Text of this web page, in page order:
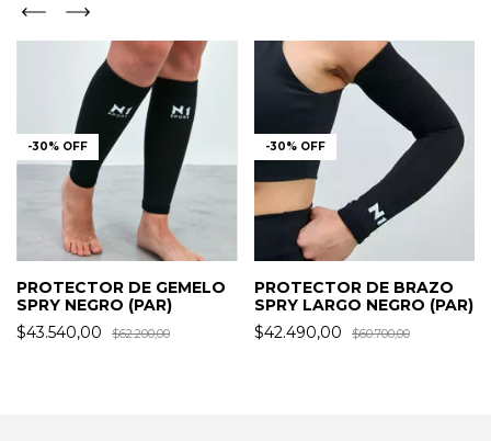
-30% OFF
PROTECTOR DE GEMELO
SPRY NEGRO (PAR)
$43.540,00
$62.200,00
-30% OFF
PROTECTOR DE BRAZO
SPRY LARGO NEGRO (PAR)
$42.490,00
$60.700,00